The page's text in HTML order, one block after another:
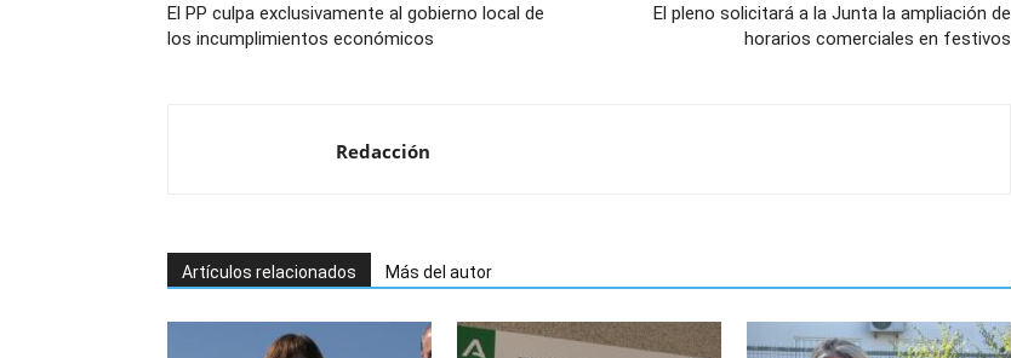
El PP culpa exclusivamente al gobierno local de
los incumplimientos económicos
El pleno solicitará a la Junta la ampliación de
horarios comerciales en festivos
Redacción
Artículos relacionados Más del autor